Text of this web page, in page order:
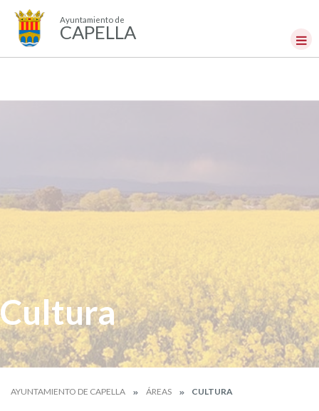
Ayuntamiento de
CAPELLA
Cultura
AYUNTAMIENTO DE CAPELLA ÁREAS CULTURA